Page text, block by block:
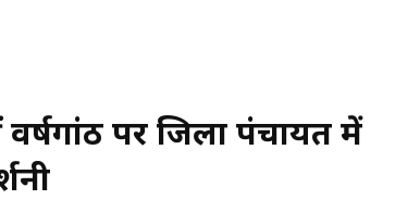
पर जिला पंचायत में